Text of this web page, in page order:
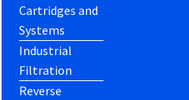
Cartridges and
Systems
Industrial
Filtration
Reverse